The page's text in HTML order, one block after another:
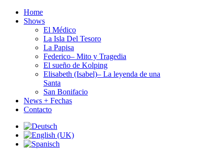
Home
Shows
El Médico
La Isla Del Tesoro
La Papisa
Federico– Mito y Tragedia
El sueño de Kolping
Elisabeth (Isabel)– La leyenda de una
Santa
San Bonifacio
News + Fechas
Contacto